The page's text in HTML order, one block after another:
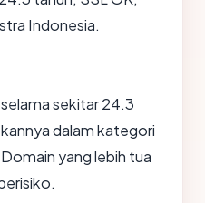
Indonesia.
sekitar 24.3
dalam kategori
yang lebih tua